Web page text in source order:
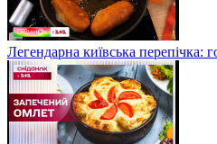
Легендарна київська перепічка: